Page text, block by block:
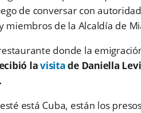
de conversar con
miembros de la Alcaldía de
donde la
lavisitade Daniella
está Cuba, están los